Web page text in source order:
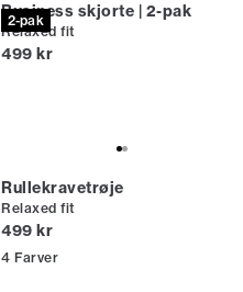
2-pak
Business skjorte | 2-pak
Relaxed fit
I alt (inkl. rabat)
499 kr
Rullekravetrøje
Relaxed fit
I alt (inkl. rabat)
499 kr
4 Farver